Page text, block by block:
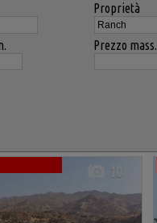
Proprietà
Prezzo mass.
10